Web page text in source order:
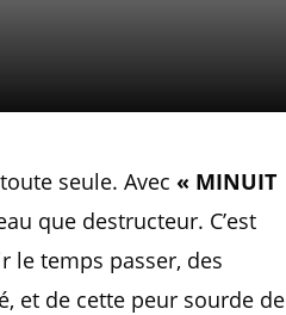
seule. Avec « MINUIT
que destructeur. C’est
le temps passer, des
et de cette peur sourde de